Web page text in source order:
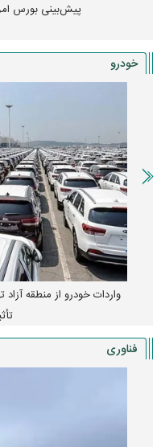
پیش‌بینی بورس امروز دوشنبه
خودرو
واردات خودرو از منطقه آزاد
فناوری